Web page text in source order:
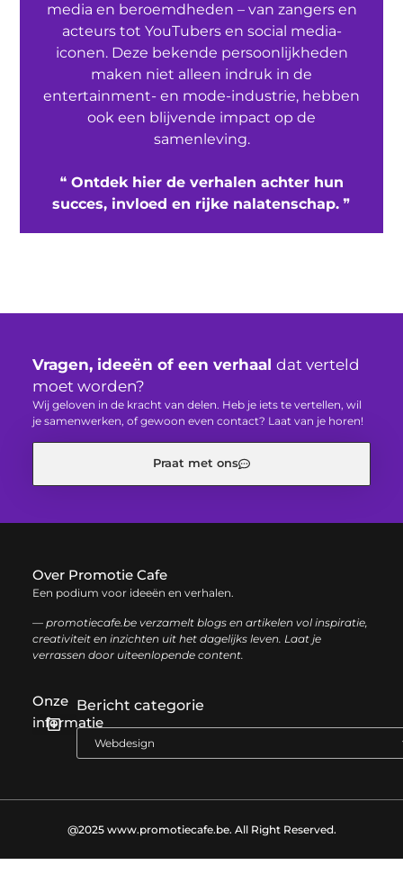
media en beroemdheden – van zangers en
acteurs tot YouTubers en social media-
iconen. Deze bekende persoonlijkheden
maken niet alleen indruk in de
entertainment- en mode-industrie, hebben
ook een blijvende impact op de
samenleving.
❝ Ontdek hier de verhalen achter hun
succes, invloed en rijke nalatenschap. ❞
Vragen, ideeën of een verhaal dat verteld
moet worden?
Wij geloven in de kracht van delen. Heb je iets te vertellen, wil
je samenwerken, of gewoon even contact? Laat van je horen!
Praat met ons
Over Promotie Cafe
Een podium voor ideeën en verhalen.
— promotiecafe.be verzamelt blogs en artikelen vol inspiratie,
creativiteit en inzichten uit het dagelijks leven. Laat je
verrassen door uiteenlopende content.
Onze
informatie
Bericht categorie
@2025 www.promotiecafe.be. All Right Reserved.​